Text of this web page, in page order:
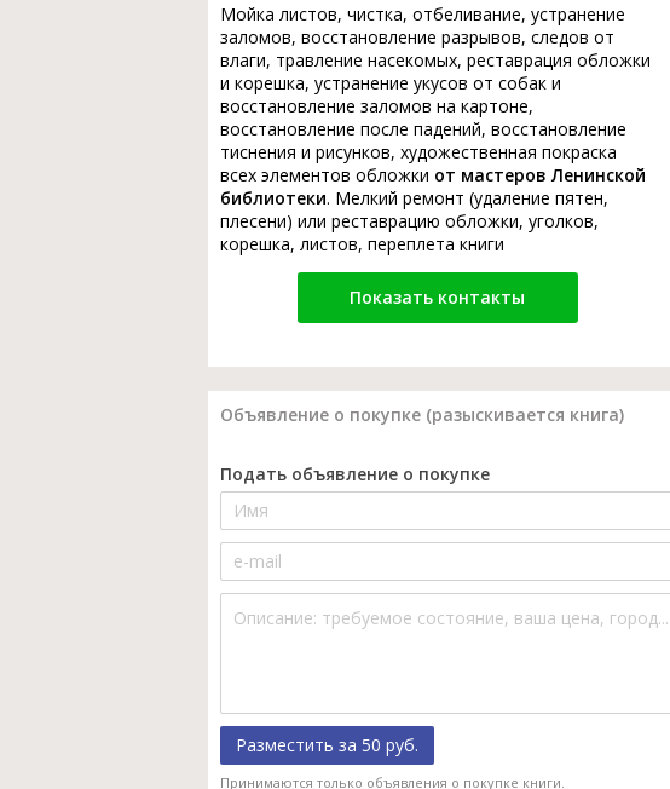
Мойка листов, чистка, отбеливание, устранение
заломов, восстановление разрывов, следов от
влаги, травление насекомых, реставрация обложки
и корешка, устранение укусов от собак и
восстановление заломов на картоне,
восстановление после падений, восстановление
тиснения и рисунков, художественная покраска
всех элементов обложки от мастеров Ленинской
библиотеки. Мелкий ремонт (удаление пятен,
плесени) или реставрацию обложки, уголков,
корешка, листов, переплета книги
Показать контакты
Объявление о покупке (разыскивается книга)
Подать объявление о покупке
Разместить за 50 руб.
Принимаются только объявления о покупке книги.